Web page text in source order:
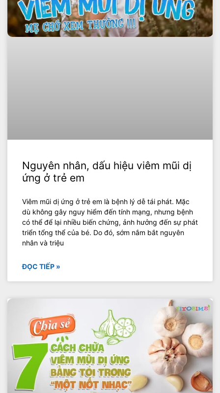
Nguyên nhân, dấu hiệu viêm mũi dị
ứng ở trẻ em
Viêm mũi dị ứng ở trẻ em là bệnh lý dễ tái phát. Mặc
dù không gây nguy hiểm đến tính mạng, nhưng bệnh
có thể để lại nhiều biến chứng, ảnh hưởng đến sự phát
triển tổng thể của bé. Do đó, sớm nắm bắt nguyên
nhân và triệu
ĐỌC TIẾP »